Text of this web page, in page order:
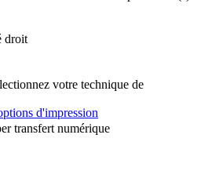
droit
votre technique de
d'impression
transfert numérique